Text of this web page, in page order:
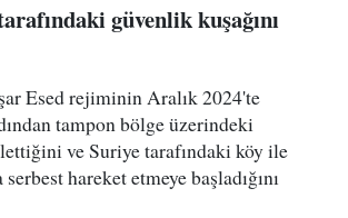
güvenlik kuşağını
Esed rejiminin Aralık 2024'te
tampon bölge üzerindeki
ve Suriye tarafındaki köy ile
hareket etmeye başladığını